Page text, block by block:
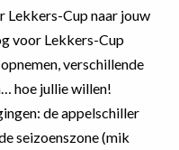
Lekkers-Cup naar jouw
voor Lekkers-Cup
verschillende
hoe jullie willen!
de appelschiller
seizoenszone (mik